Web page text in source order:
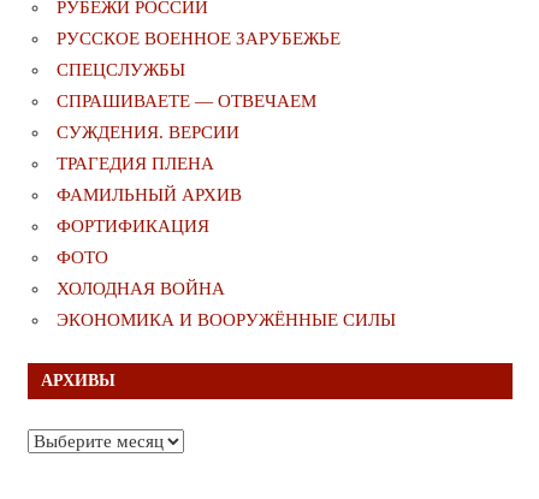
РУБЕЖИ РОССИИ
РУССКОЕ ВОЕННОЕ ЗАРУБЕЖЬЕ
СПЕЦСЛУЖБЫ
СПРАШИВАЕТЕ — ОТВЕЧАЕМ
СУЖДЕНИЯ. ВЕРСИИ
ТРАГЕДИЯ ПЛЕНА
ФАМИЛЬНЫЙ АРХИВ
ФОРТИФИКАЦИЯ
ФОТО
ХОЛОДНАЯ ВОЙНА
ЭКОНОМИКА И ВООРУЖЁННЫЕ СИЛЫ
АРХИВЫ
Архивы